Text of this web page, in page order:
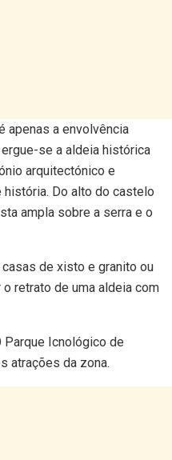
apenas a envolvência
se a aldeia histórica
arquitectónico e
Do alto do castelo
ampla sobre a serra e o
de xisto e granito ou
retrato de uma aldeia com
Parque Icnológico de
atrações da zona.